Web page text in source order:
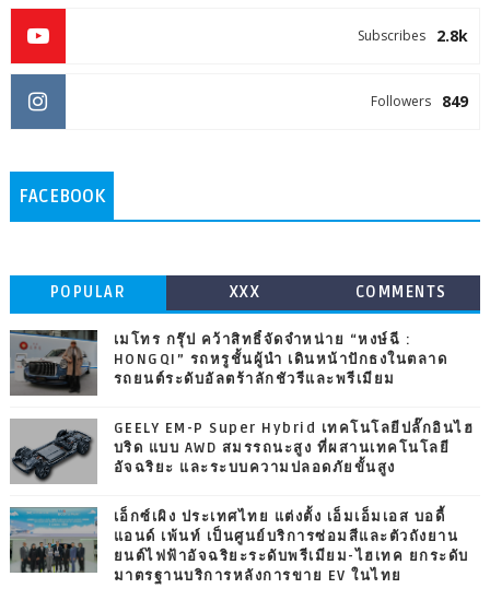
2.8k
Subscribes
849
Followers
FACEBOOK
POPULAR XXX COMMENTS
เมโทร กรุ๊ป คว้าสิทธิ์จัดจำหน่าย “หงษ์ฉี :
HONGQI” รถหรูชั้นผู้นำ เดินหน้าปักธงในตลาด
รถยนต์ระดับอัลตร้าลักชัวรีและพรีเมียม
GEELY EM-P Super Hybrid เทคโนโลยีปลั๊กอินไฮ
บริด แบบ AWD สมรรถนะสูง ที่ผสานเทคโนโลยี
อัจฉริยะ และระบบความปลอดภัยขั้นสูง
เอ็กซ์เผิง ประเทศไทย แต่งตั้ง เอ็มเอ็มเอส บอดี้
แอนด์ เพ้นท์ เป็นศูนย์บริการซ่อมสีและตัวถังยาน
ยนต์ไฟฟ้าอัจฉริยะระดับพรีเมียม-ไฮเทค ยกระดับ
มาตรฐานบริการหลังการขาย EV ในไทย